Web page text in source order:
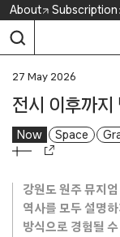
Skip
content
About Subscription
27 May 2026
전시 이후까지
Now Space
강원도 원주 뮤지엄
역사를 모두 설명
방식으로 경험될